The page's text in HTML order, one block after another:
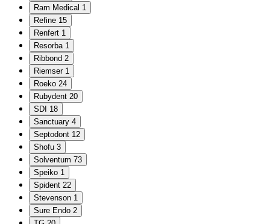
Ram Medical 1
Refine 15
Renfert 1
Resorba 1
Ribbond 2
Riemser 1
Roeko 24
Rubydent 20
SDI 18
Sanctuary 4
Septodont 12
Shofu 3
Solventum 73
Speiko 1
Spident 22
Stevenson 1
Sure Endo 2